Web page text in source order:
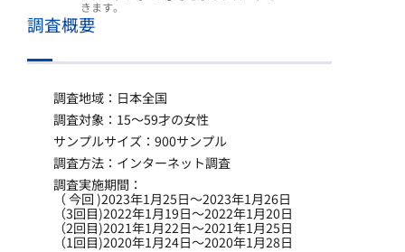
きます。
調査概要
調査地域：日本全国
調査対象：15～59才の女性
サンプルサイズ：900サンプル
調査方法：インターネット調査
調査実施期間：
（ 今回 )2023年1月25日～2023年1月26日
（3回目)2022年1月19日～2022年1月20日
（2回目)2021年1月22日～2021年1月25日
（1回目)2020年1月24日～2020年1月28日